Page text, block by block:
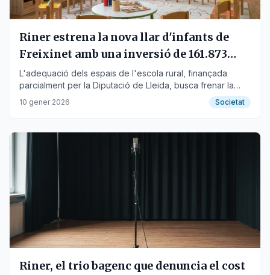
Riner estrena la nova llar d'infants de
Freixinet amb una inversió de 161.873
euros
L'adequació dels espais de l'escola rural, finançada
parcialment per la Diputació de Lleida, busca frenar la
pèrdua de població.
10 gener 2026 Societat
Riner, el trio bagenc que denuncia el cost